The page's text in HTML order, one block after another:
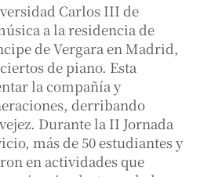
Carlos III de
a la residencia de
de Vergara en Madrid,
de piano. Esta
la compañía y
derribando
Durante la II Jornada
más de 50 estudiantes y
en actividades que